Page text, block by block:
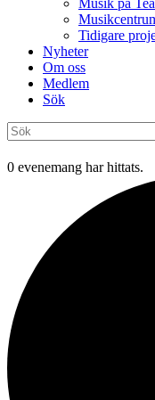
Musik på
Tidigare
Nyheter
Om oss
Medlem
Sök
0 evenemang har hittats.